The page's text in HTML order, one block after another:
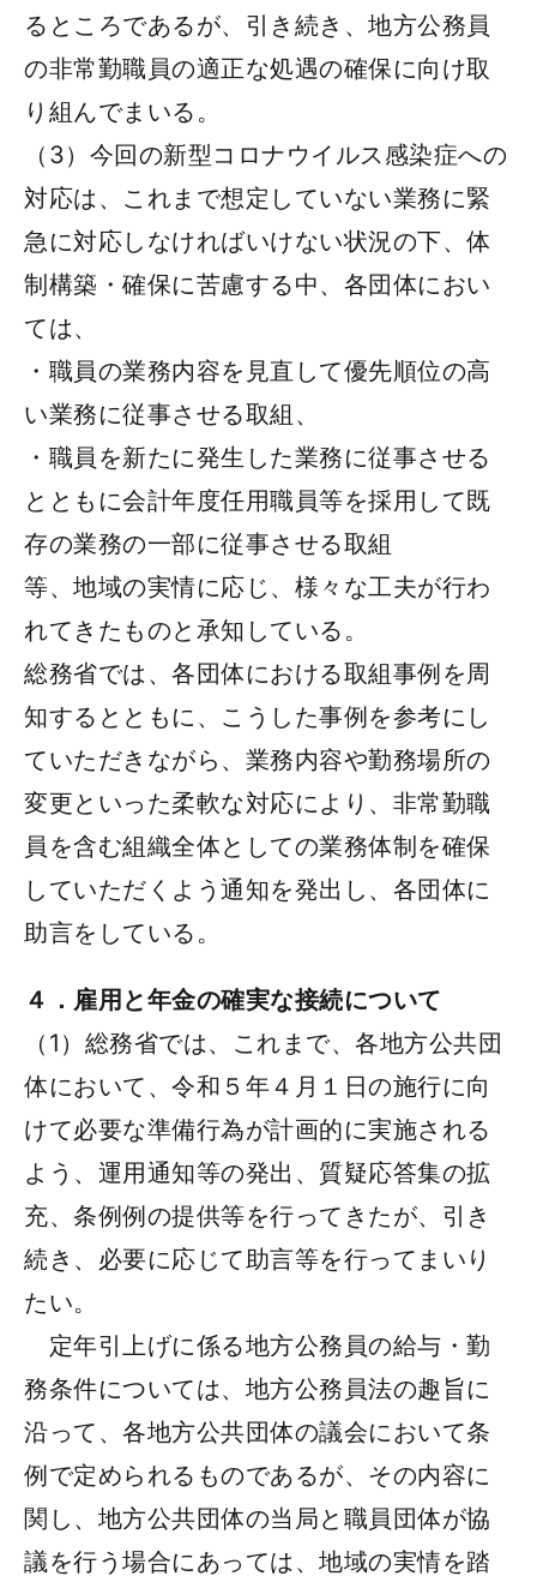
るところであるが、引き続き、地方公務員
の非常勤職員の適正な処遇の確保に向け取
り組んでまいる。
（3）今回の新型コロナウイルス感染症への
対応は、これまで想定していない業務に緊
急に対応しなければいけない状況の下、体
制構築・確保に苦慮する中、各団体におい
ては、
・職員の業務内容を見直して優先順位の高
い業務に従事させる取組、
・職員を新たに発生した業務に従事させる
とともに会計年度任用職員等を採用して既
存の業務の一部に従事させる取組
等、地域の実情に応じ、様々な工夫が行わ
れてきたものと承知している。
総務省では、各団体における取組事例を周
知するとともに、こうした事例を参考にし
ていただきながら、業務内容や勤務場所の
変更といった柔軟な対応により、非常勤職
員を含む組織全体としての業務体制を確保
していただくよう通知を発出し、各団体に
助言をしている。
４．雇用と年金の確実な接続について
（1）総務省では、これまで、各地方公共団
体において、令和５年４月１日の施行に向
けて必要な準備行為が計画的に実施される
よう、運用通知等の発出、質疑応答集の拡
充、条例例の提供等を行ってきたが、引き
続き、必要に応じて助言等を行ってまいり
たい。
定年引上げに係る地方公務員の給与・勤
務条件については、地方公務員法の趣旨に
沿って、各地方公共団体の議会において条
例で定められるものであるが、その内容に
関し、地方公共団体の当局と職員団体が協
議を行う場合にあっては、地域の実情を踏